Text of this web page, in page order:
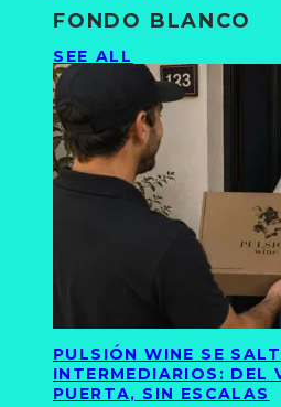
FONDO BLANCO
SEE ALL
PULSIÓN WINE SE
INTERMEDIARIOS: DEL
PUERTA, SIN ESCALAS